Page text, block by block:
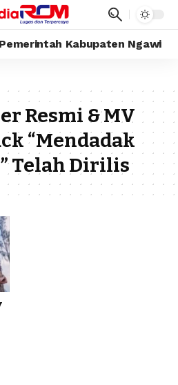
Pemerintah Kabupaten Ngawi
Resmi & MV
“Mendadak
Telah Dirilis